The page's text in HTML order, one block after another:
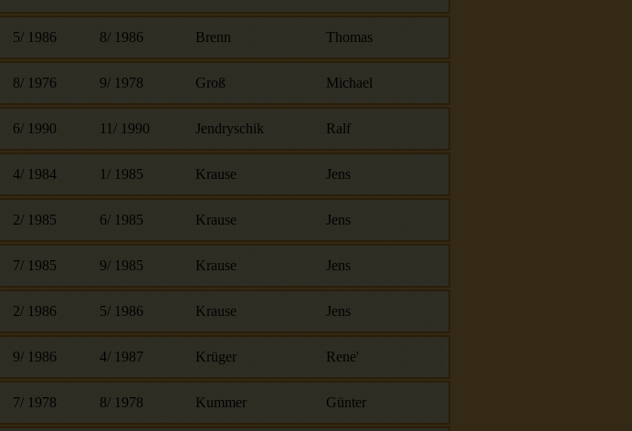
5/ 1986 8/ 1986 Brenn Thomas
8/ 1976 9/ 1978 Groß Michael
6/ 1990 11 / 1990 Jendryschik Ralf
4/ 1984 1/ 1985 Krause Jens
2/ 1985 6/ 1985 Krause Jens
7/ 1985 9/ 1985 Krause Jens
2/ 1986 5/ 1986 Krause Jens
9/ 1986 4/ 1987 Krüger Rene'
7/ 1978 8/ 1978 Kummer Günter